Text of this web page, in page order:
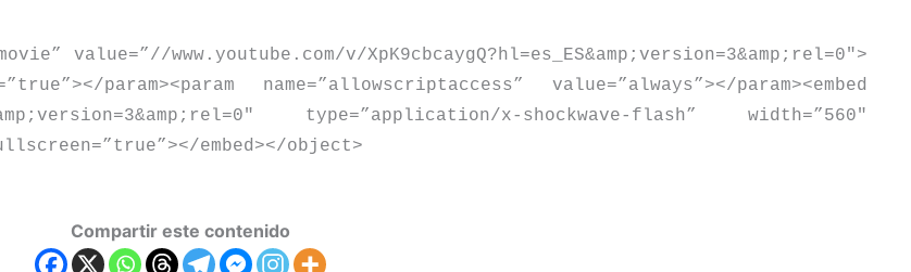
value=”//www.youtube.com/v/XpK9cbcaygQ?hl=es_ES&amp;version=3&amp;rel=0″>
></param><param name=”allowscriptaccess” value=”always” ></param><embed
type=”application/x-shockwave-flash” width=”560″
></embed></object>
Compartir este contenido